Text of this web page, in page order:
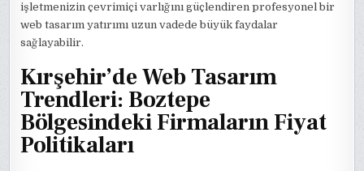
işletmenizin çevrimiçi varlığını güçlendiren profesyonel bir
web tasarım yatırımı uzun vadede büyük faydalar
sağlayabilir.
Kırşehir’de Web Tasarım
Trendleri: Boztepe
Bölgesindeki Firmaların Fiyat
Politikaları